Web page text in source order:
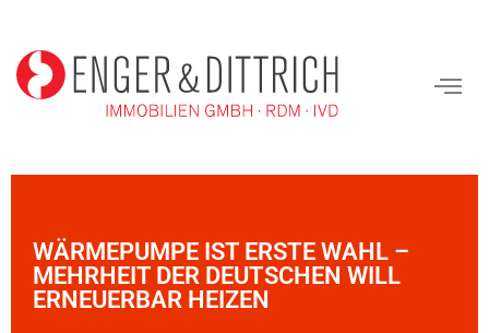
WÄRMEPUMPE IST ERSTE WAHL –
MEHRHEIT DER DEUTSCHEN WILL
ERNEUERBAR HEIZEN